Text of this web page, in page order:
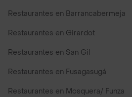
Restaurantes en Barrancabermeja
Restaurantes en Girardot
Restaurantes en San Gil
Restaurantes en Fusagasugá
Restaurantes en Mosquera/ Funza